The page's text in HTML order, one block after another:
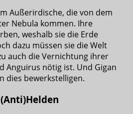
Außerirdische, die von dem
Nebula kommen. Ihre
weshalb sie die Erde
dazu müssen sie die Welt
auch die Vernichtung ihrer
Anguirus nötig ist. Und Gigan
dies bewerkstelligen.